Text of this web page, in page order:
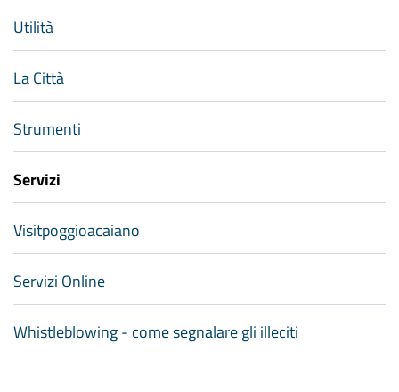
Utilità
La Città
Strumenti
Servizi
Visitpoggioacaiano
Servizi Online
Whistleblowing - come segnalare gli illeciti